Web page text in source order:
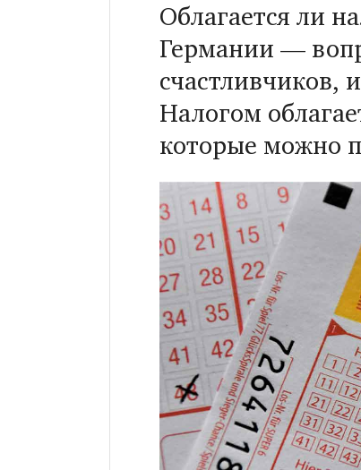
Облагается ли
Германии —
счастливчиков,
Налогом
которые можно